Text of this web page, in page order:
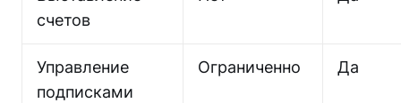
счетов
Управление
подписками
Ограниченно Да